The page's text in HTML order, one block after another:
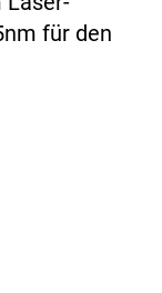
für den